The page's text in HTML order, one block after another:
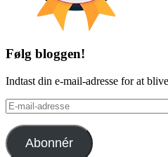
Følg bloggen!
Indtast din e-mail-adresse for at
E-
mail-
adresse
Abonnér